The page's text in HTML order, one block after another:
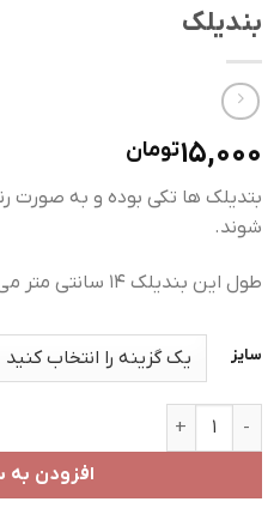
بندیلک
15,000تومان
بتدیلک ها تکی بوده و به صورت
شوند.
طول این بندیلک 14 سانتی متر می باشد.
سایز
بندیلک عدد
افزودن به